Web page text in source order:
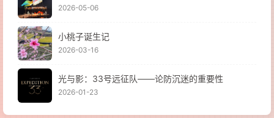
2026-05-06
小桃子诞生记
2026-03-16
光与影：33号远征队——论防沉迷的重要性
2026-01-23